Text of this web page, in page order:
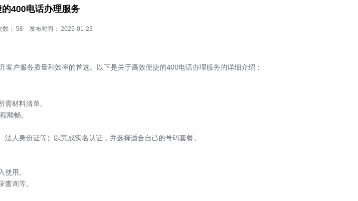
400电话办理服务
数： 58 发布时间： 2025-01-23
户服务质量和效率的首选。以下是关于高效便捷的400电话办理服务的详细介绍：
材料清单。
顺畅。
人身份证等）以完成实名认证，并选择适合自己的号码套餐。
用。
询等。